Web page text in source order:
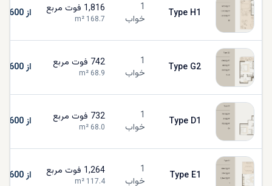
Type H1
1
خواب
1,816 فوت مربع
168.7 از AED 1,134,600
Type G2
1
خواب
742 فوت مربع
68.9 از AED 1,134,600
Type D1
1
خواب
732 فوت مربع
68.0 از AED 1,134,600
Type E1
1
خواب
1,264 فوت مربع
117.4 از AED 1,134,600